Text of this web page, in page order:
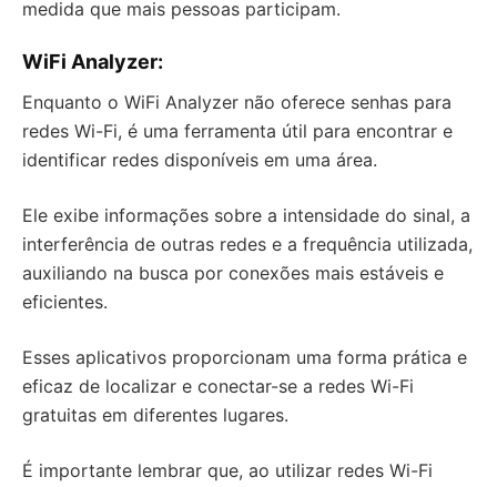
medida que mais pessoas participam.
WiFi Analyzer:
Enquanto o WiFi Analyzer não oferece senhas para
redes Wi-Fi, é uma ferramenta útil para encontrar e
identificar redes disponíveis em uma área.
Ele exibe informações sobre a intensidade do sinal, a
interferência de outras redes e a frequência utilizada,
auxiliando na busca por conexões mais estáveis e
eficientes.
Esses aplicativos proporcionam uma forma prática e
eficaz de localizar e conectar-se a redes Wi-Fi
gratuitas em diferentes lugares.
É importante lembrar que, ao utilizar redes Wi-Fi